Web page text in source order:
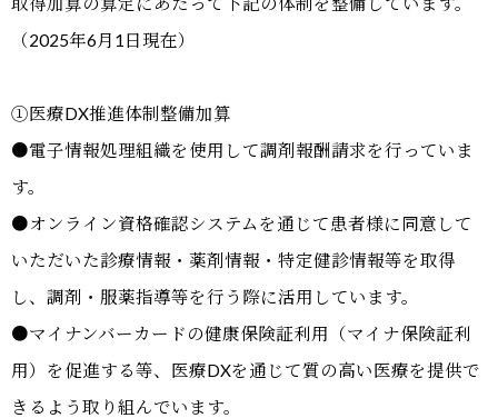
（2025年6月1日現在）
①医療DX推進体制整備加算
●電子情報処理組織を使用して調剤報酬請求を行っていま
す。
●オンライン資格確認システムを通じて患者様に同意して
いただいた診療情報・薬剤情報・特定健診情報等を取得
し、調剤・服薬指導等を行う際に活用しています。
●マイナンバーカードの健康保険証利用（マイナ保険証利
用）を促進する等、医療DXを通じて質の高い医療を提供で
きるよう取り組んでいます。